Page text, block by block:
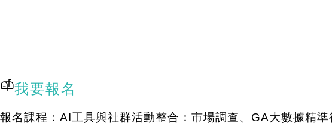
我要報名
報名課程： AI工具與社群活動整合：市場調查、GA大數據精